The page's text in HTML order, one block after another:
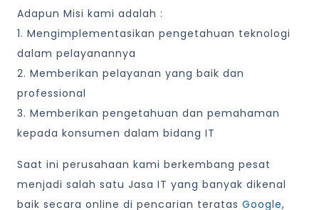
Adapun Misi kami adalah :
1. Mengimplementasikan pengetahuan teknologi
dalam pelayanannya
2. Memberikan pelayanan yang baik dan
professional
3. Memberikan pengetahuan dan pemahaman
kepada konsumen dalam bidang IT
Saat ini perusahaan kami berkembang pesat
menjadi salah satu Jasa IT yang banyak dikenal
baik secara online di pencarian teratas Google,